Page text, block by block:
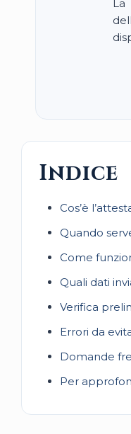
Indice
Cos’è
Quando
Come
Quali dati
Verifica
Errori da
Domande
Per